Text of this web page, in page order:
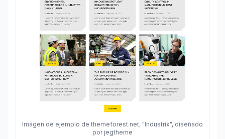
Imagen de ejemplo de themeforest.net, "Industrix", diseñado
por jegtheme